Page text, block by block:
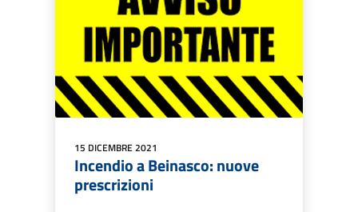
15 DICEMBRE 2021
Incendio a Beinasco: nuove
prescrizioni